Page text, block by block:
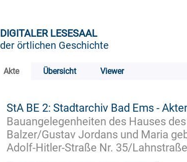
DIGITALER LESESAAL
der örtlichen Geschichte
Akte Übersicht Viewer
StA BE 2: Stadtarchiv Bad Ems -
Bauangelegenheiten des Hauses
Balzer/Gustav Jordans und Maria
Adolf-Hitler-Straße Nr. 35/